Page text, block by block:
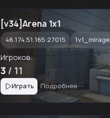
[v34]Arena 1x1
46.174.51.165:27015
Игроков:
3 / 11
Играть Подробнее